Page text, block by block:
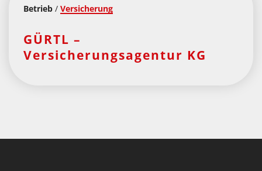
Betrieb / Versicherung
GÜRTL –
Versicherungsagentur KG